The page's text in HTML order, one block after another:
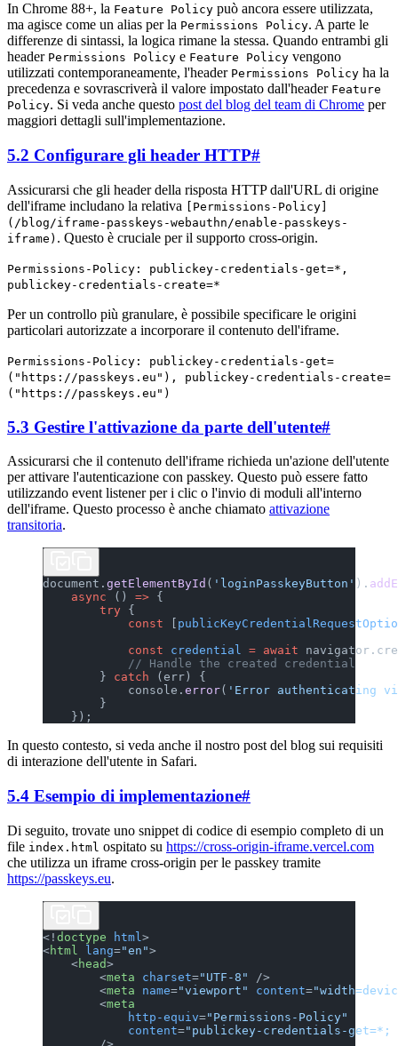
In Chrome 88+, la Feature Policy può ancora essere utilizzata,
ma agisce come un alias per la Permissions Policy. A parte le
differenze di sintassi, la logica rimane la stessa. Quando entrambi gli
header Permissions Policy e Feature Policy vengono
utilizzati contemporaneamente, l'header Permissions Policy ha la
precedenza e sovrascriverà il valore impostato dall'header Feature
Policy. Si veda anche questo post del blog del team di Chrome per
maggiori dettagli sull'implementazione.
5.2 Configurare gli header HTTP#
Assicurarsi che gli header della risposta HTTP dall'URL di origine
dell'iframe includano la relativa
[Permissions-Policy]
(/blog/iframe-passkeys-webauthn/enable-passkeys-
iframe) . Questo è cruciale per il supporto cross-origin.
Permissions-Policy: publickey-credentials-get=*,
publickey-credentials-create=*
Per un controllo più granulare, è possibile specificare le origini
particolari autorizzate a incorporare il contenuto dell'iframe.
Permissions-Policy: publickey-credentials-get=
("https://passkeys.eu"), publickey-credentials-create=
("https://passkeys.eu")
5.3 Gestire l'attivazione da parte dell'utente#
Assicurarsi che il contenuto dell'iframe richieda un'azione dell'utente
per attivare l'autenticazione con passkey. Questo può essere fatto
utilizzando event listener per i clic o l'invio di moduli all'interno
dell'iframe. Questo processo è anche chiamato attivazione
transitoria.
document. getElementById ( 'loginPasskeyButton' ).
    async
() => {
        try
{
            const
            const
credential = await
            // Handle the created credential
        }
catch (err) {
            console.
error( 'Error authenticating
        }
    });
In questo contesto, si veda anche il nostro post del blog sui requisiti
di interazione dell'utente in Safari.
5.4 Esempio di implementazione#
Di seguito, trovate uno snippet di codice di esempio completo di un
file index.html ospitato su https://cross-origin-iframe.vercel.com
che utilizza un iframe cross-origin per le passkey tramite
https://passkeys.eu.
<! doctype html >
<html lang="en">
    <
head>
        <
meta charset="UTF-8"
/>
        <
meta name="viewport" content=
        <
meta
            http-equiv
="Permissions-Policy"
            content
="publickey-credentials-